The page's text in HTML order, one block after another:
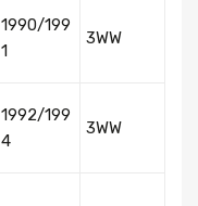
1990/199
1
3WW
1992/199
4
3WW